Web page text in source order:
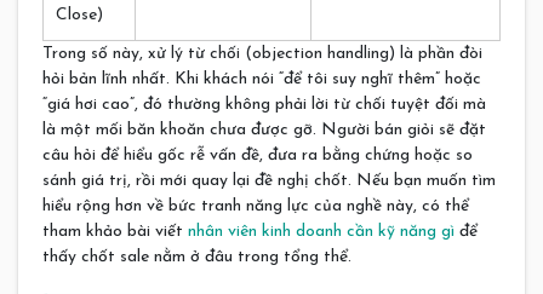
Close)
Trong số này, xử lý từ chối (objection handling) là phần đòi
hỏi bản lĩnh nhất. Khi khách nói “để tôi suy nghĩ thêm” hoặc
“giá hơi cao”, đó thường không phải lời từ chối tuyệt đối mà
là một mối băn khoăn chưa được gỡ. Người bán giỏi sẽ đặt
câu hỏi để hiểu gốc rễ vấn đề, đưa ra bằng chứng hoặc so
sánh giá trị, rồi mới quay lại đề nghị chốt. Nếu bạn muốn tìm
hiểu rộng hơn về bức tranh năng lực của nghề này, có thể
tham khảo bài viết nhân viên kinh doanh cần kỹ năng gì để
thấy chốt sale nằm ở đâu trong tổng thể.